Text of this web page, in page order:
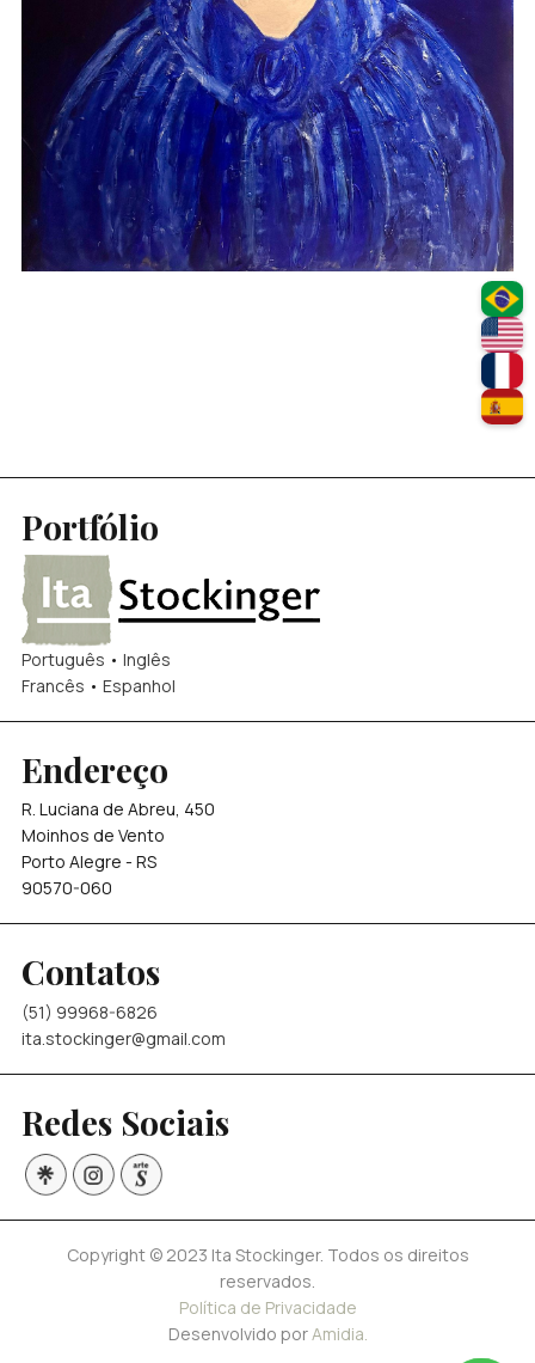
Portfólio
Português • Inglês
Francês • Espanhol
Endereço
R. Luciana de Abreu, 450
Moinhos de Vento
Porto Alegre - RS
90570-060
Contatos
(51) 99968-6826
ita.stockinger@gmail.com
Redes Sociais
Copyright © 2023 Ita Stockinger. Todos os direitos
reservados.
Política de Privacidade
Desenvolvido por Amidia.